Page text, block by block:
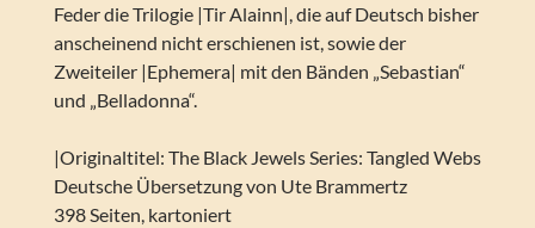
Feder die Trilogie |Tir Alainn|, die auf Deutsch bisher
anscheinend nicht erschienen ist, sowie der
Zweiteiler |Ephemera| mit den Bänden „Sebastian“
und „Belladonna“.
|Originaltitel: The Black Jewels Series: Tangled Webs
Deutsche Übersetzung von Ute Brammertz
398 Seiten, kartoniert